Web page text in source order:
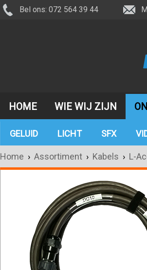
Bel ons: 072 564 39 44
HOME WIE WIJ ZIJN
GELUID LICHT SFX
Home › Assortiment › Kabels › L-